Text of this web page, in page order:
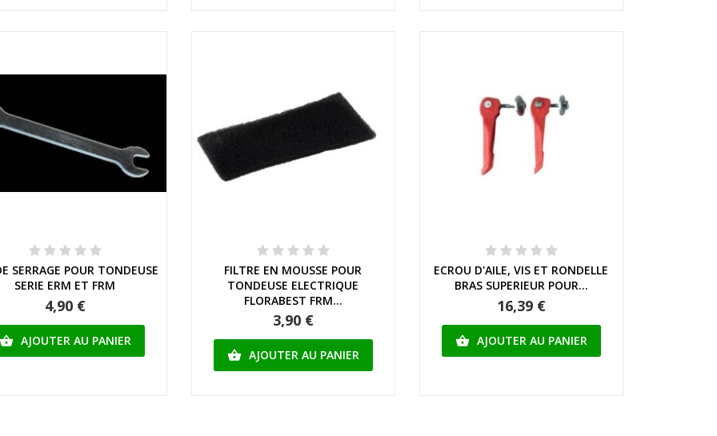
Aperçu rapide
SERRAGE POUR TONDEUSE
SERIE ERM ET FRM
4,90 €
AJOUTER AU PANIER
Aperçu rapide
FILTRE EN MOUSSE POUR
TONDEUSE ELECTRIQUE
FLORABEST FRM...
3,90 €
 AJOUTER AU PANIER
Aperçu rapide
ECROU D'AILE, VIS ET RONDELLE
BRAS SUPERIEUR POUR...
16,39 €
 AJOUTER AU PANIER